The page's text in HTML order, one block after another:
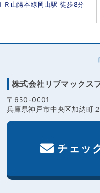
ＪＲ山陽本線岡山駅 徒歩8分
株式会社リブマックス
〒650-0001
兵庫県神戸市中央区加納町
チェッ